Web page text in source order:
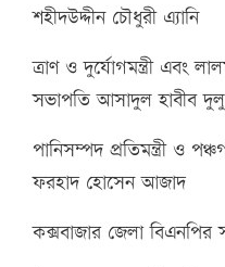
শহীদউদ্দীন চৌধুরী এ্যানি
ত্রাণ ও দুর্যোগমন্ত্রী এবং
সভাপতি আসাদুল হাবীব দুলু
পানিসম্পদ প্রতিমন্ত্রী ও
ফরহাদ হোসেন আজাদ
কক্সবাজার জেলা বিএনপির